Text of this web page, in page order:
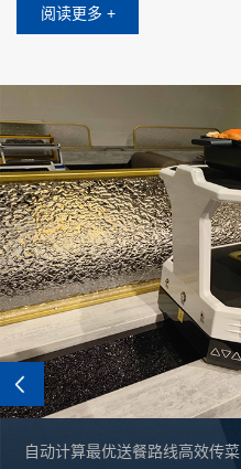
阅读更多 +
Previous
自动计算最优送餐路线高效传菜